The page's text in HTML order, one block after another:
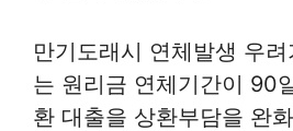
만기도래시 연체발생 우
는 원리금 연체기간이 90
환 대출을 상환부담을 완